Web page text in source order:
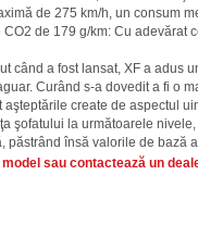
de 275 km/h, un consum
CO2 de 179 g/km: Cu adevărat
când a fost lansat, XF a adus
Curând s-a dovedit a fi o
aşteptările create de aspectul
şofatului la următoarele
păstrând însă valorile de bază
sau contactează un